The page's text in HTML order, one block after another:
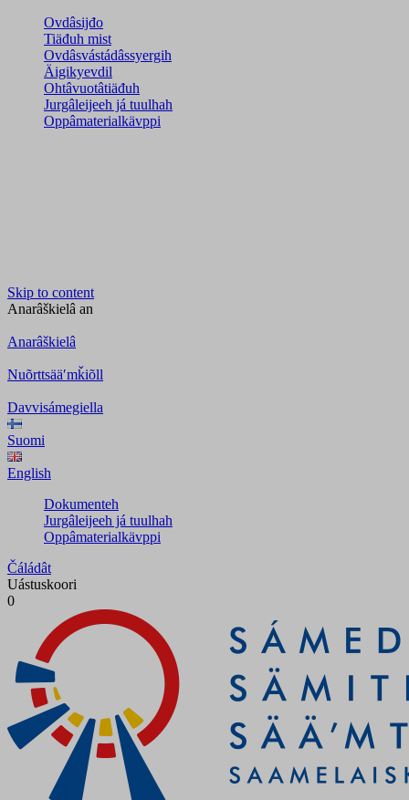
Ovdâsijđo
Tiäđuh mist
Ovdâsvástádâssyergih
Äigikyevdil
Ohtâvuotâtiäđuh
Jurgâleijeeh já tuulhah
Oppâmaterialkävppi
Skip to content
Anarâškielâ an
Anarâškielâ
Nuõrttsääʹmǩiõll
Davvisámegiella
Suomi
English
Dokumenteh
Jurgâleijeeh já tuulhah
Oppâmaterialkävppi
Čáládât
Uástuskoori
0